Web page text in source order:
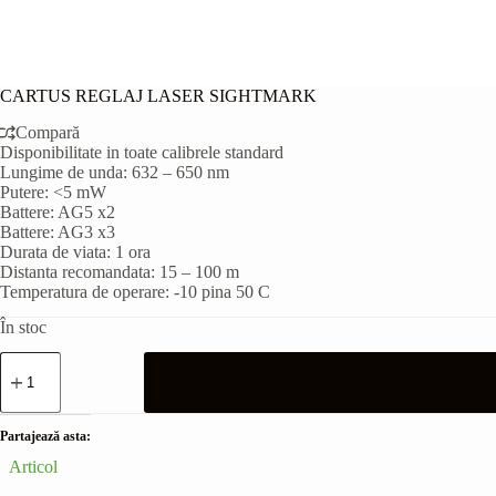
CARTUS REGLAJ LASER SIGHTMARK
Compară
Disponibilitate in toate calibrele standard
Lungime de unda: 632 – 650 nm
Putere: <5 mW
Battere: AG5 x2
Battere: AG3 x3
Durata de viata: 1 ora
Distanta recomandata: 15 – 100 m
Temperatura de operare: -10 pina 50 C
În stoc
Cantitate
CARTUS
LASER
SIGHTMARK
Partajează asta:
Articol